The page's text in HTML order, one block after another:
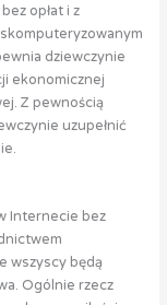
opłat i z
dziewczynie
ekonomicznej
Z pewnością
uzupełnić
Internecie bez
wszyscy będą
Ogólnie rzecz